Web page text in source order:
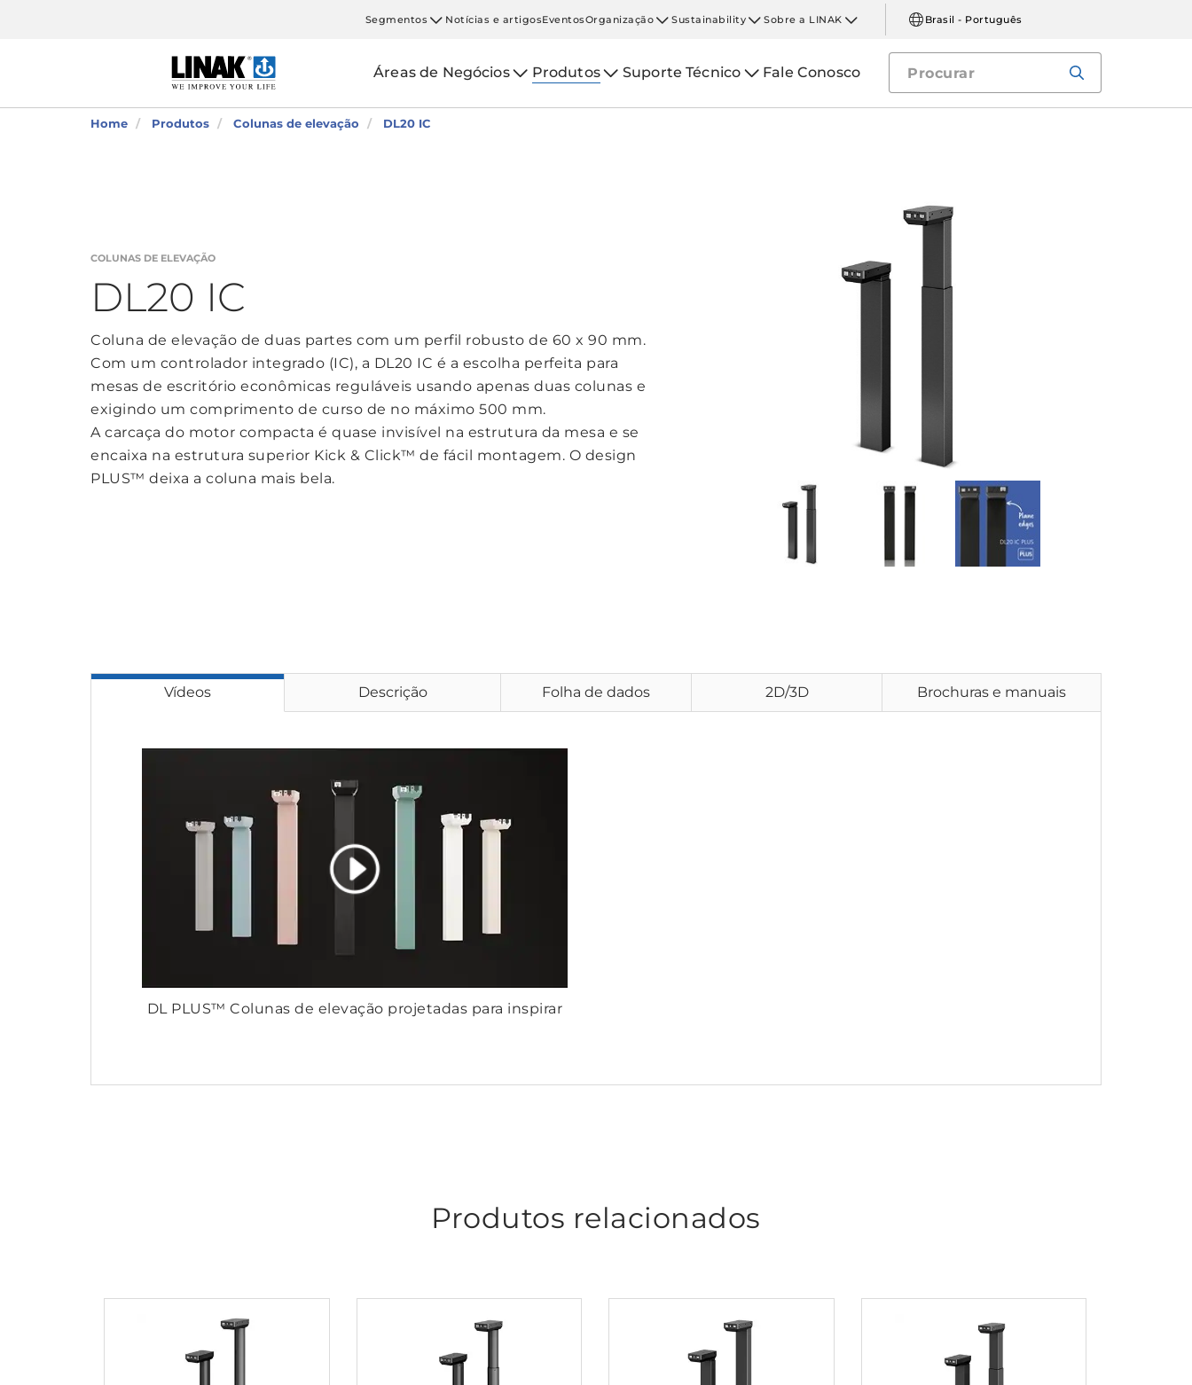
Segmentos Notícias e artigosEventosOrganização Sustainability Sobre a LINAK Brasil - Português
Áreas de Negócios Produtos Suporte Técnico Fale Conosco
Home Produtos Colunas de elevação DL20 IC
COLUNAS DE ELEVAÇÃO
DL20 IC
Coluna de elevação de duas partes com um perfil robusto de 60 x 90 mm.
Com um controlador integrado (IC), a DL20 IC é a escolha perfeita para
mesas de escritório econômicas reguláveis usando apenas duas colunas e
exigindo um comprimento de curso de no máximo 500 mm.
A carcaça do motor compacta é quase invisível na estrutura da mesa e se
encaixa na estrutura superior Kick & Click™ de fácil montagem. O design
PLUS™ deixa a coluna mais bela.
Vídeos Descrição Folha de dados 2D/3D Brochuras e manuais
DL PLUS™ Colunas de elevação projetadas para inspirar
Produtos relacionados